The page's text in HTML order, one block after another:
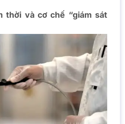
thời và cơ chế “giám sát